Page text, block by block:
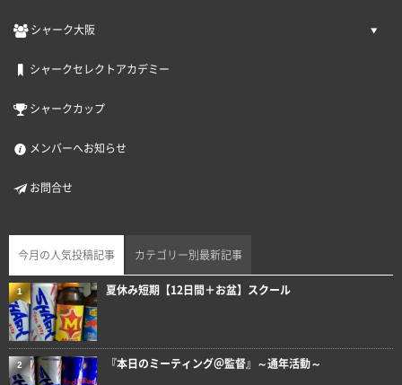
シャーク大阪
シャークセレクトアカデミー
シャークカップ
メンバーへお知らせ
お問合せ
今月の人気投稿記事 カテゴリー別最新記事
夏休み短期【12日間＋お盆】スクール
1
『本日のミーティング＠監督』～通年活動～
2